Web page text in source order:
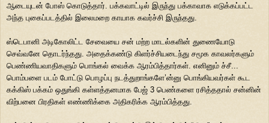
ஆடையுடன் போஸ் கொடுத்தார். பக்கவாட்டில் இருந்து பக்காவாக எடுக்கப்பட்ட
அந்த புகைப்படத்தில் இலைமறை காயாக கவர்ச்சி இருந்தது.
ஸ்டெபானி அடிகோலிட்ட சேவையை சன் மற்ற மாடல்களின் துணையோடு
செவ்வனே தொடர்ந்தது. அதைக்கண்டு கிளர்ச்சியடைந்து சமூக காவலர்களும்
பெண்ணியவாதிகளும் பொங்கல் வைக்க ஆரம்பித்தார்கள். எனினும் ச்சீ...
பொம்பளை படம் போட்டு பொழப்பு நடத்துறாங்களே’ன்னு பொங்கியவர்கள் கூட
கக்கிஸ் பக்கம் ஒதுங்கி கள்ளத்தனமாக பேஜ் 3 பெண்களை ரசித்ததால் சன்னின்
விற்பனை பிரதிகள் எண்ணிக்கை அதிகரிக்க ஆரம்பித்தது.